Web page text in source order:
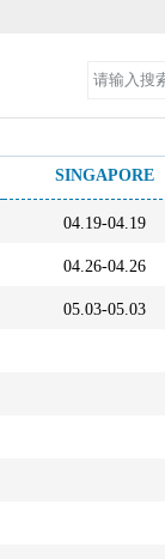
SINGAPORE
04.19-04.19
04.26-04.26
05.03-05.03